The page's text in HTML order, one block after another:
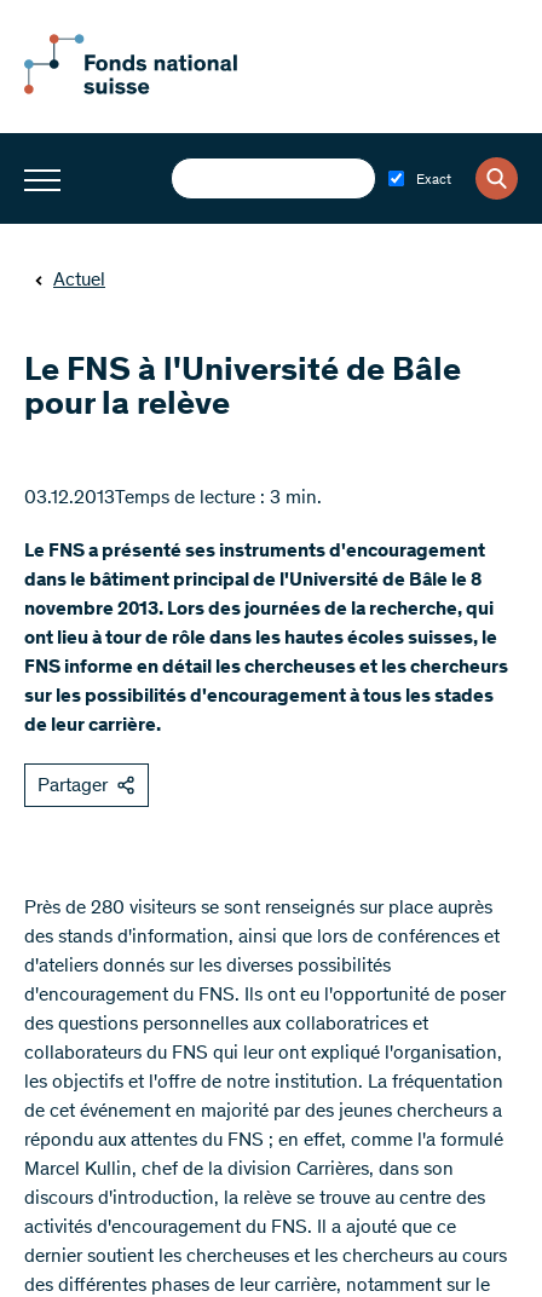
Exact
Actuel
Le FNS à l'Université de Bâle
pour la relève
03.12.2013 Temps de lecture : 3 min.
Le FNS a présenté ses instruments d'encouragement
dans le bâtiment principal de l'Université de Bâle le 8
novembre 2013. Lors des journées de la recherche, qui
ont lieu à tour de rôle dans les hautes écoles suisses, le
FNS informe en détail les chercheuses et les chercheurs
sur les possibilités d'encouragement à tous les stades
de leur carrière.
Partager
Près de 280 visiteurs se sont renseignés sur place auprès
des stands d'information, ainsi que lors de conférences et
d'ateliers donnés sur les diverses possibilités
d'encouragement du FNS. Ils ont eu l'opportunité de poser
des questions personnelles aux collaboratrices et
collaborateurs du FNS qui leur ont expliqué l'organisation,
les objectifs et l'offre de notre institution. La fréquentation
de cet événement en majorité par des jeunes chercheurs a
répondu aux attentes du FNS ; en effet, comme l'a formulé
Marcel Kullin, chef de la division Carrières, dans son
discours d'introduction, la relève se trouve au centre des
activités d'encouragement du FNS. Il a ajouté que ce
dernier soutient les chercheuses et les chercheurs au cours
des différentes phases de leur carrière, notamment sur le